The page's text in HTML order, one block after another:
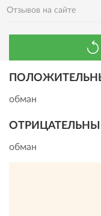
Отзывов на сайте
обман
обман